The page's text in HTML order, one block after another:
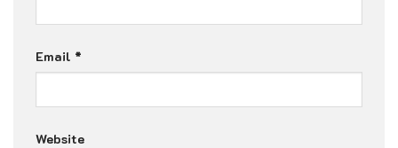
Email *
Website